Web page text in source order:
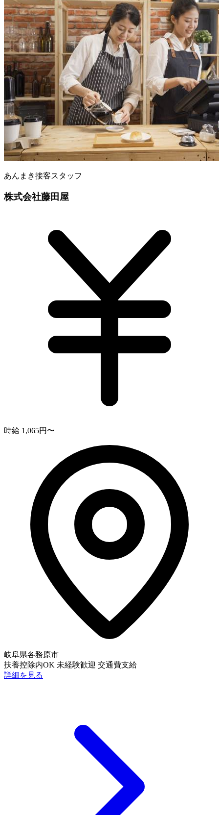
あんまき接客スタッフ
株式会社藤田屋
時給 1,065円〜
岐阜県各務原市
扶養控除内OK 未経験歓迎 交通費支給
詳細を見る